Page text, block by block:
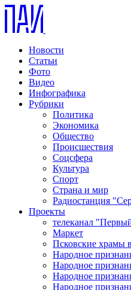
Новости
Статьи
Фото
Видео
Инфографика
Рубрики
Политика
Экономика
Общество
Происшествия
Соцсфера
Культура
Спорт
Страна и мир
Радиостанция
Проекты
телеканал
Маркет
Псковские
Народное
Народное
Народное
Народное